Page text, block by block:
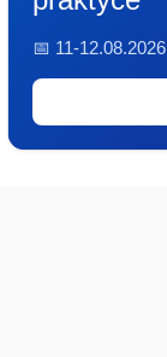
📅 11-